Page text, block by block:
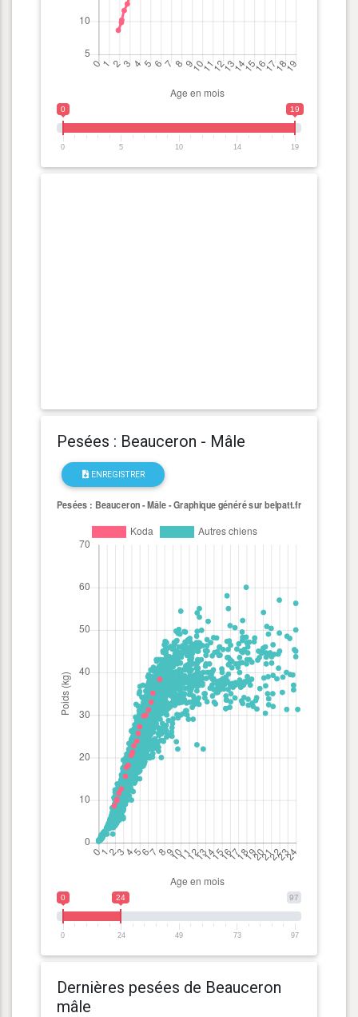
0 19
0 5 10 14 19
Pesées : Beauceron - Mâle
ENREGISTRER
97
0 24
0 24 49 73 97
Dernières pesées de Beauceron
mâle